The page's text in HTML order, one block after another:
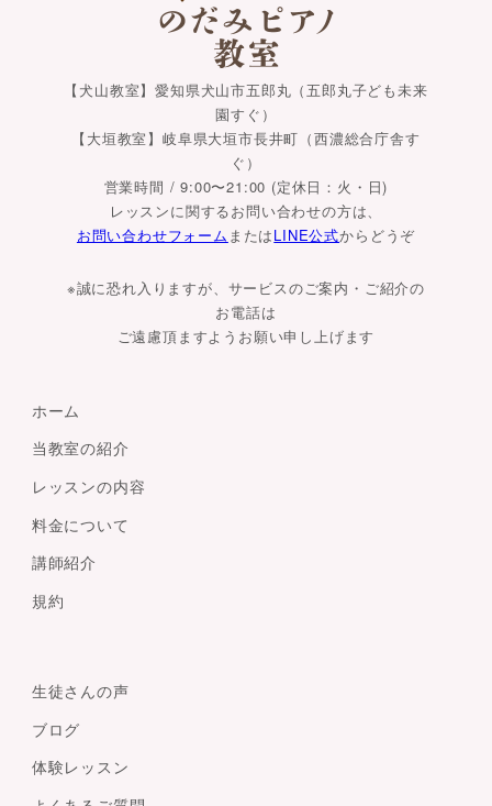
【犬山教室】愛知県犬山市五郎丸（五郎丸子ども未来
園すぐ）
【大垣教室】岐阜県大垣市長井町（西濃総合庁舎す
ぐ）
営業時間 / 9:00〜21:00 (定休日：火・日)
レッスンに関するお問い合わせの方は、
お問い合わせフォーム またはLINE公式からどうぞ
※誠に恐れ入りますが、サービスのご案内・ご紹介の
お電話は
ご遠慮頂ますようお願い申し上げます
ホーム
当教室の紹介
レッスンの内容
料金について
講師紹介
規約
生徒さんの声
ブログ
体験レッスン